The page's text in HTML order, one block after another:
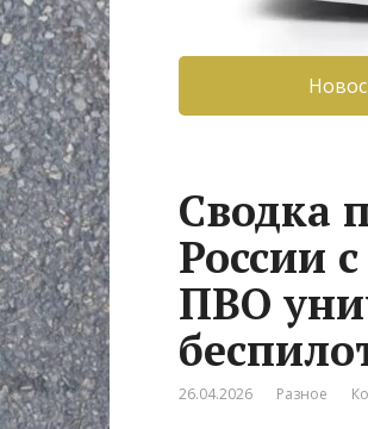
Сводка
России
ПВО
26.04.2026 Разное